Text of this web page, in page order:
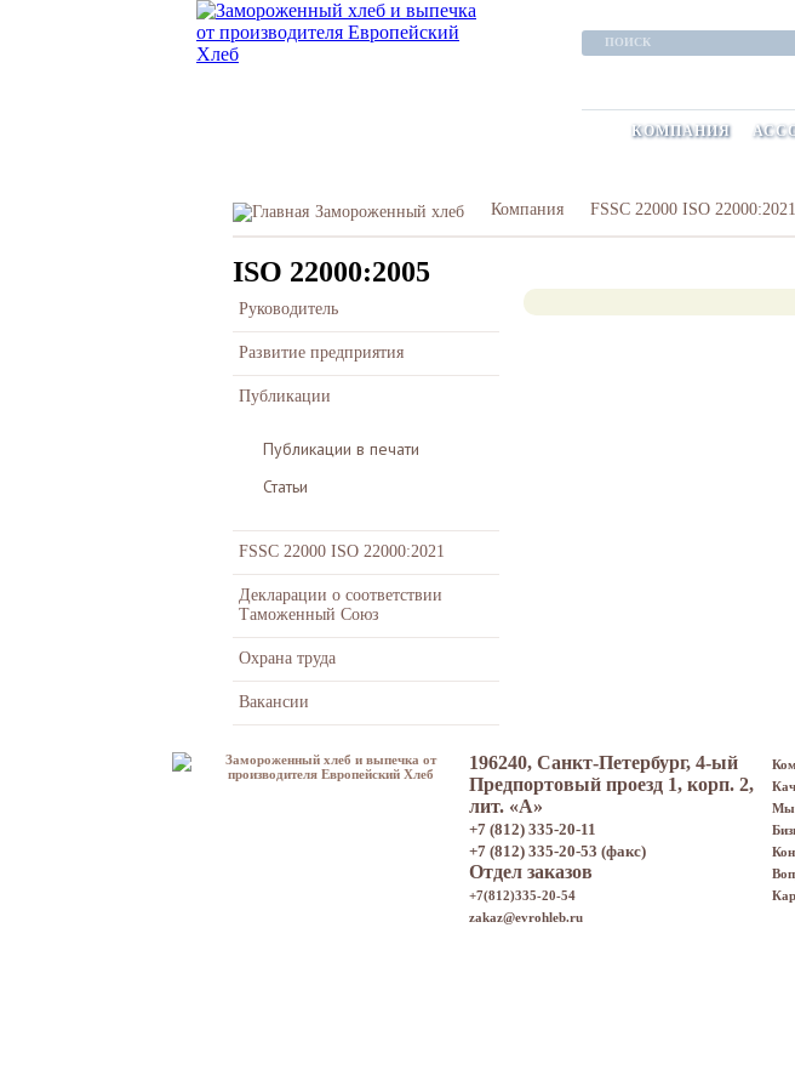
ПОИСК
КОМПАНИЯ
Замороженный хлеб Компания FSSC 22000 ISO 22000:2021
ISO 22000:2005
Руководитель
Развитие предприятия
Публикации
Публикации в печати
Статьи
FSSC 22000 ISO 22000:2021
Декларации о соответствии
Таможенный Союз
Охрана труда
Вакансии
196240, Санкт-Петербург, 4-ый
Предпортовый проезд 1, корп. 2,
лит. «А»
+7 (812) 335-20-11
+7 (812) 335-20-53 (факс)
Отдел заказов
+7(812)335-20-54
zakaz@evrohleb.ru
Мы